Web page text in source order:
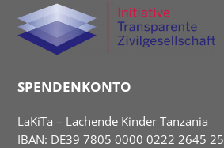
SPENDENKONTO
LaKiTa – Lachende Kinder Tanzania
IBAN: DE39 7805 0000 0222 2645 25